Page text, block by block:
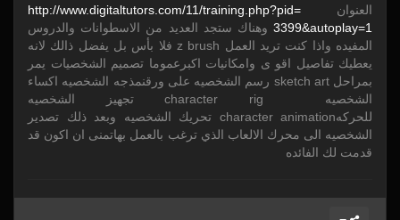
العنوان
http://www.digitaltutors.com/11/training.php?pid=
3399&autoplay=1
وهناك ستجد العديد من الاسطوانات والدروس
المفيده واذا كنت تريد العمل z brush فلا بأس بل يفضل ذالك لانه
يعطيك تفاصيل اقو ى وامكانيات اكبرعموما تصميم الشخصيات يمر
بمراحل sketch art رسم الشخصيه على ورقنمذجه الشخصيه اكساء
الشخصيه character rig تجهيز الشخصيه
للحركهcharacter animation تحريك الشخصيه وبعد ذلك تصدير
الشخصيه الى محرك الالعاب الذي ترغب بالعمل بهاتمنى ان اكون قد
قدمت لك الفائده